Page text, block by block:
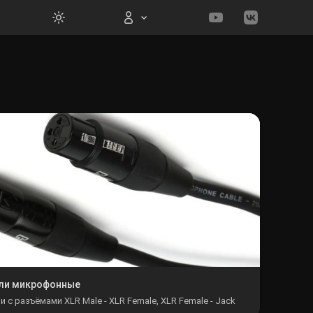
Забыли пароль?
микрофонные
с разъёмами XLR Male - XLR Female, XLR Female - Jack